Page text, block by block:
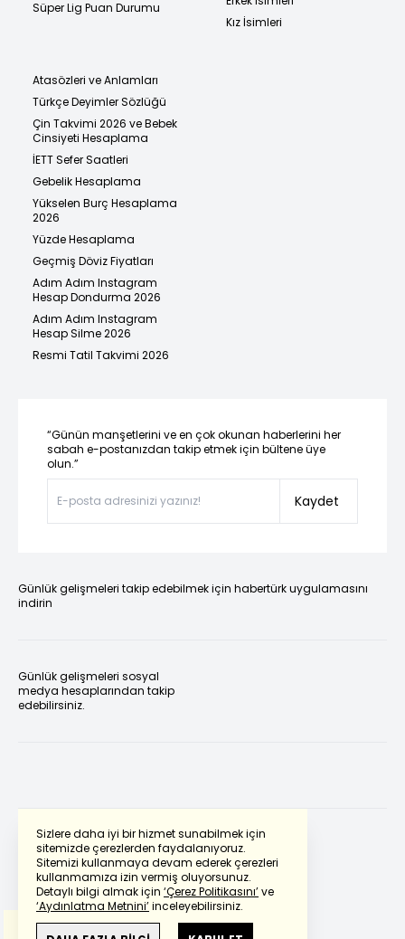
Sizlere daha iyi bir hizmet sunabilmek için
sitemizde çerezlerden faydalanıyoruz.
Sitemizi kullanmaya devam ederek çerezleri
kullanmamıza izin vermiş oluyorsunuz.
Detaylı bilgi almak için ‘Çerez Politikasını’ve
‘Aydınlatma Metnini’inceleyebilirsiniz.
Süper Lig Puan Durumu
Kız İsimleri
Atasözleri ve Anlamları
Türkçe Deyimler Sözlüğü
Çin Takvimi 2026 ve Bebek
Cinsiyeti Hesaplama
İETT Sefer Saatleri
Gebelik Hesaplama
Yükselen Burç Hesaplama
2026
Yüzde Hesaplama
Geçmiş Döviz Fiyatları
Adım Adım Instagram
Hesap Dondurma 2026
Adım Adım Instagram
Hesap Silme 2026
Resmi Tatil Takvimi 2026
“Günün manşetlerini ve en çok okunan haberlerini her
sabah e-postanızdan takip etmek için bültene üye
olun.”
Kaydet
Günlük gelişmeleri takip edebilmek için habertürk uygulamasını
indirin
Günlük gelişmeleri sosyal
medya hesaplarından takip
edebilirsiniz.
Powered by Translate
Bu çevirideGoogle Transletekullanılmıştır.